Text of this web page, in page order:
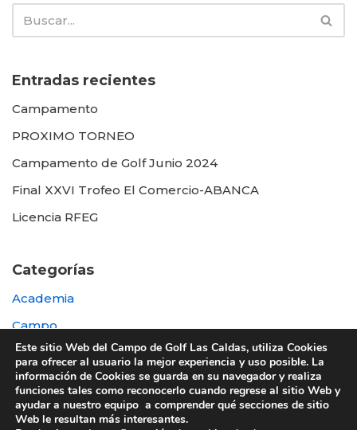
Entradas recientes
Campamento
PROXIMO TORNEO
Campamento de Golf Junio 2024
Final XXVI Trofeo El Comercio-ABANCA
Licencia RFEG
Categorías
Academia
Campo
Destacada
Otras
Este sitio Web del Campo de Golf Las Caldas, utiliza Cookies
para ofrecer al usuario la mejor experiencia y uso posible. La
información de Cookies se guarda en su navegador y realiza
funciones tales como reconocerlo cuando regrese al sitio Web y
ayudar a nuestro equipo a comprender qué secciones de sitio
Web le resultan más interesantes.